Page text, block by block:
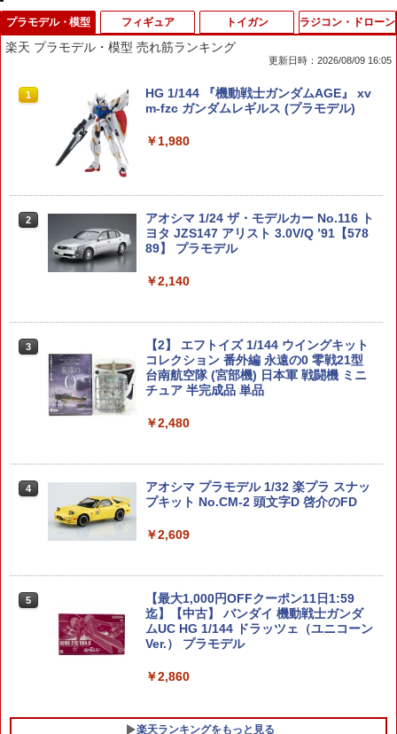
プラモデル・模型
楽天 プラモデル・模型 売れ筋ランキング
更新日時：2026/08/09 16:05
1
HG 1/144 『機動戦士ガンダムAGE』 xv
m-fzc ガンダムレギルス (プラモデル)
￥1,980
2
アオシマ 1/24 ザ・モデルカー No.116 ト
ヨタ JZS147 アリスト 3.0V/Q ’91【578
89】 プラモデル
￥2,140
3
【2】 エフトイズ 1/144 ウイングキット
コレクション 番外編 永遠の0 零戦21型
台南航空隊 (宮部機) 日本軍 戦闘機 ミニ
チュア 半完成品 単品
￥2,480
4
アオシマ プラモデル 1/32 楽プラ スナッ
プキット No.CM-2 頭文字D 啓介のFD
￥2,609
5
【最大1,000円OFFクーポン11日1:59
迄】【中古】 バンダイ 機動戦士ガンダ
ムUC HG 1/144 ドラッツェ（ユニコーン
Ver.） プラモデル
￥2,860
楽天ランキングをもっと見る
フィギュア トイガン ラジコン・ドローン